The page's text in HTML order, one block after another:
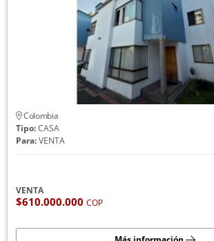
Colombia
Tipo:CASA
Para:VENTA
VENTA
$610.000.000 COP